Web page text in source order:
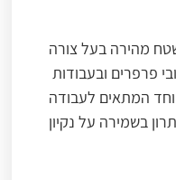
מהירה בעל צורה
פרפרים ובעבודות
המתאים לעבודה
בשמירה על נקיון